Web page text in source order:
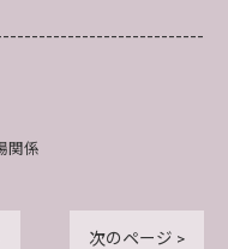
関係
次のページ >